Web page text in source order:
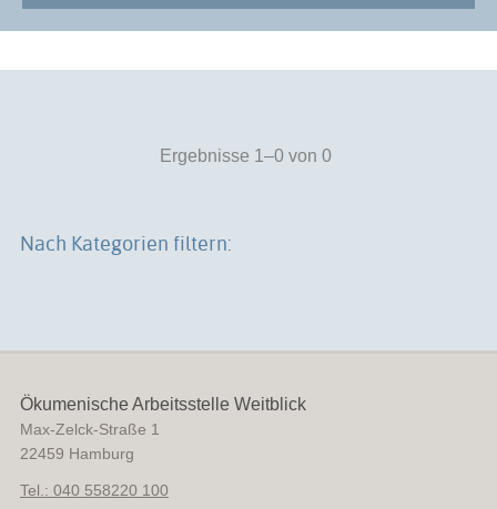
Ergebnisse 1–0 von 0
Nach Kategorien filtern:
Ökumenische Arbeitsstelle Weitblick
Max-Zelck-Straße 1
22459 Hamburg
Tel.: 040 558220 100